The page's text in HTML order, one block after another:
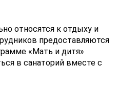
относятся к отдыху и
предоставляются
«Мать и дитя»
в санаторий вместе с